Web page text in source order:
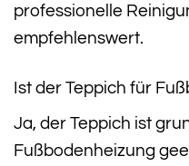
professionelle
empfehlenswert.
Ist der Teppich für
Ja, der Teppich ist
Fußbodenheizung